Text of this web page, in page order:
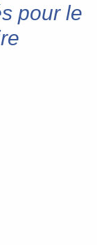
pour le